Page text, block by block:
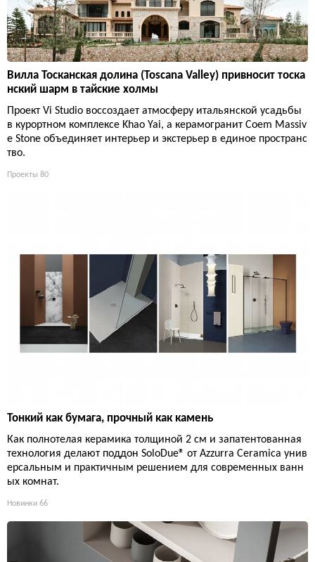
Вилла Тосканская долина (Toscana Valley) привносит тоска
нский шарм в тайские холмы
Проект Vi Studio воссоздает атмосферу итальянской усадьбы
в курортном комплексе Khao Yai, а керамогранит Coem Massiv
e Stone объединяет интерьер и экстерьер в единое пространс
тво.
Проекты 80
Тонкий как бумага, прочный как камень
Как полнотелая керамика толщиной 2 см и запатентованная
технология делают поддон SoloDue® от Azzurra Ceramica унив
ерсальным и практичным решением для современных ванн
ых комнат.
Новинки 66